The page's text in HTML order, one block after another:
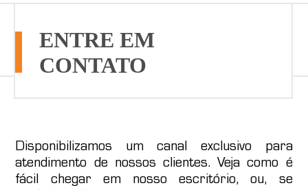
ENTRE EM
CONTATO
Disponibilizamos um canal exclusivo para
atendimento de nossos clientes. Veja como é
fácil chegar em nosso escritório, ou, se